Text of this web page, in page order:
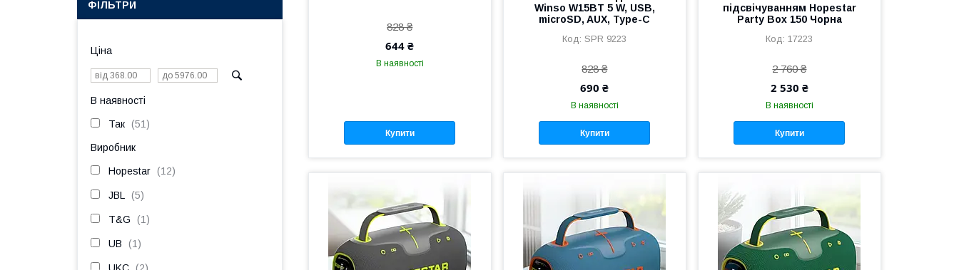
828 ₴
644 ₴
В наявності
Купити
Winso W15BT 5 W, USB,
microSD, AUX, Type-C
SPR 9223
828 ₴
690 ₴
В наявності
Купити
підсвічуванням Hopestar
Party Box 150 Чорна
17223
2 760 ₴
2 530 ₴
В наявності
Купити
ФІЛЬТРИ
Ціна
В наявності
Так 51
Виробник
Hopestar 12
JBL 5
T&G 1
UB 1